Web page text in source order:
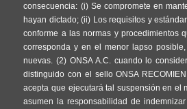
consecuencia: (i) Se compromete en
hayan dictado; (ii) Los requisitos y
conforme a las normas y procedimientos
corresponda y en el menor lapso
nuevas. (2) ONSA A.C. cuando lo
distinguido con el sello ONSA
acepta que ejecutará tal suspensión en el
asumen la responsabilidad de